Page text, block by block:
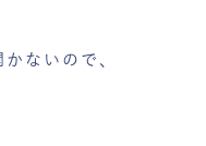
ないので、